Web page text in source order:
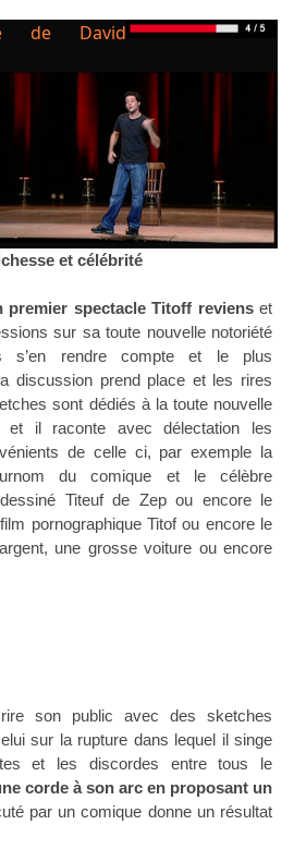
de David
et célébrité
premier spectacle Titoff revienset
sur sa toute nouvelle notoriété
s’en rendre compte et le plus
discussion prend place et les rires
sont dédiés à la toute nouvelle
et il raconte avec délectation les
de celle ci, par exemple la
du comique et le célèbre
Titeuf de Zep ou encore le
pornographique Titof ou encore le
une grosse voiture ou encore
son public avec des sketches
sur la rupture dans lequel il singe
et les discordes entre tous le
corde à son arc en proposant un
par un comique donne un résultat